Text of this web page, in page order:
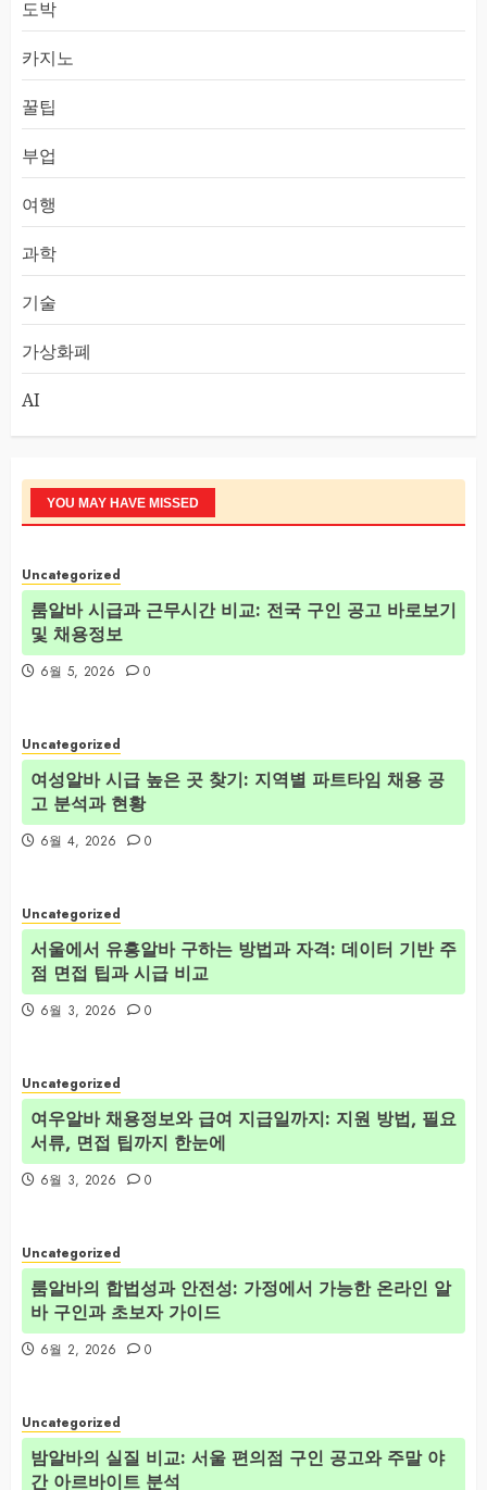
도박
카지노
꿀팁
부업
여행
과학
기술
가상화폐
AI
YOU MAY HAVE MISSED
Uncategorized
룸알바 시급과 근무시간 비교: 전국 구인 공고 바로보기
및 채용정보
6월 5, 2026 0
Uncategorized
여성알바 시급 높은 곳 찾기: 지역별 파트타임 채용 공
고 분석과 현황
6월 4, 2026 0
Uncategorized
서울에서 유흥알바 구하는 방법과 자격: 데이터 기반 주
점 면접 팁과 시급 비교
6월 3, 2026 0
Uncategorized
여우알바 채용정보와 급여 지급일까지: 지원 방법, 필요
서류, 면접 팁까지 한눈에
6월 3, 2026 0
Uncategorized
룸알바의 합법성과 안전성: 가정에서 가능한 온라인 알
바 구인과 초보자 가이드
6월 2, 2026 0
Uncategorized
밤알바의 실질 비교: 서울 편의점 구인 공고와 주말 야
간 아르바이트 분석